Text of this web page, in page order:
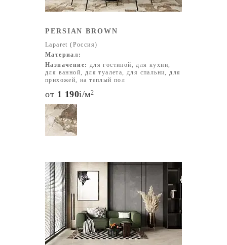
PERSIAN BROWN
Laparet (Россия)
Материал:
Назначение: для гостиной, для кухни,
для ванной, для туалета, для спальни, для
прихожей, на теплый пол
от 1 190i/м2